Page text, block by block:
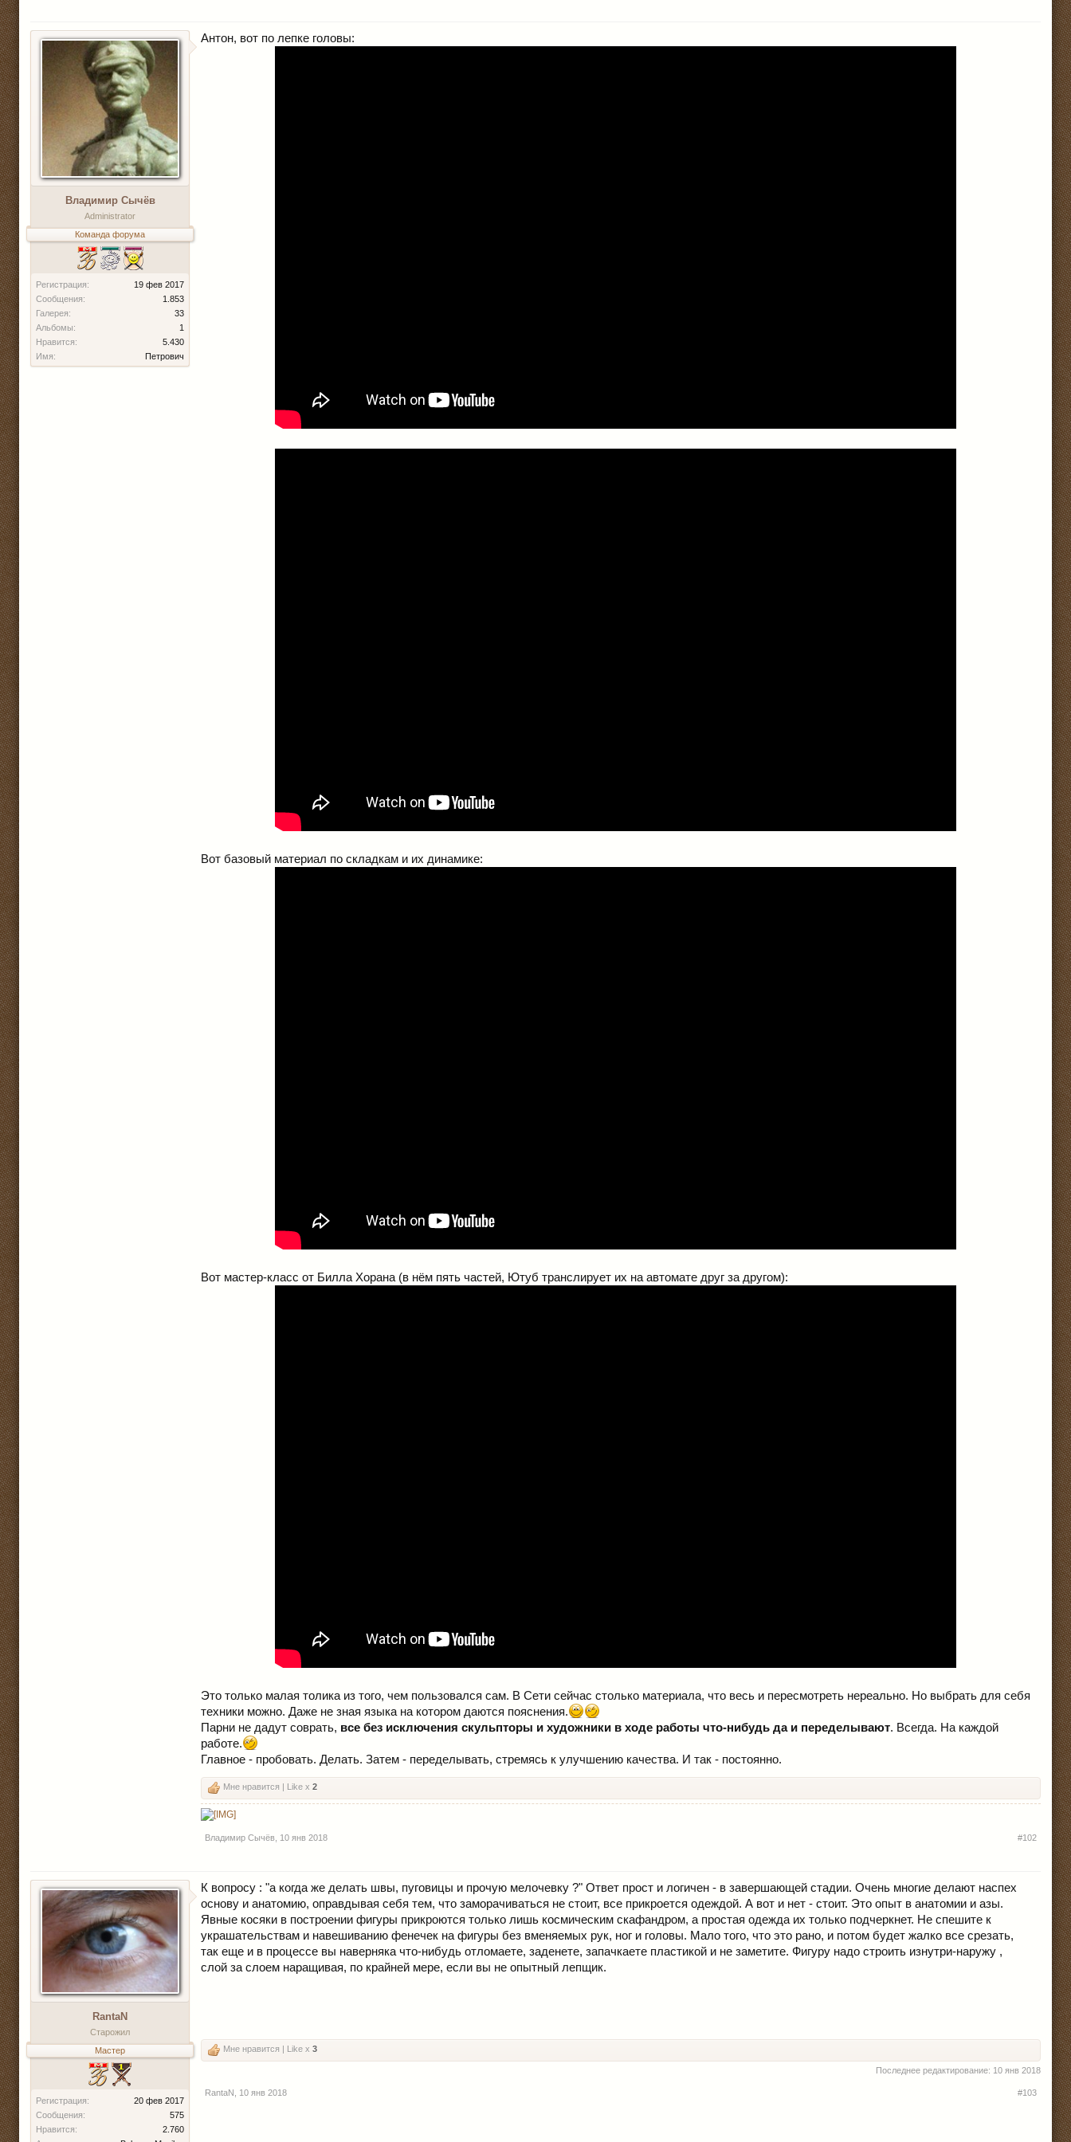
Владимир Сычёв
Administrator
Команда форума
Регистрация:
19 фев 2017
Сообщения:
1.853
Галерея:
33
Альбомы:
1
Нравится:
5.430
Имя:
Петрович
Антон, вот по лепке головы:
Вот базовый материал по складкам и их динамике:
Вот мастер-класс от Билла Хорана (в нём пять частей, Ютуб транслирует их на автомате друг за другом):
Это только малая толика из того, чем пользовался сам. В Сети сейчас столько материала, что весь и пересмотреть нереально. Но выбрать для себя
техники можно. Даже не зная языка на котором даются пояснения.
Парни не дадут соврать, все без исключения скульпторы и художники в ходе работы что-нибудь да и переделывают. Всегда. На каждой
работе.
Главное - пробовать. Делать. Затем - переделывать, стремясь к улучшению качества. И так - постоянно.
Мне нравится | Like x 2
Владимир Сычёв 10 янв 2018 #102
RantaN
Старожил
Мастер
Регистрация:
20 фев 2017
Сообщения:
575
Нравится:
2.760
К вопросу : "а когда же делать швы, пуговицы и прочую мелочевку ?" Ответ прост и логичен - в завершающей стадии. Очень многие делают наспех
основу и анатомию, оправдывая себя тем, что заморачиваться не стоит, все прикроется одеждой. А вот и нет - стоит. Это опыт в анатомии и азы.
Явные косяки в построении фигуры прикроются только лишь космическим скафандром, а простая одежда их только подчеркнет. Не спешите к
украшательствам и навешиванию фенечек на фигуры без вменяемых рук, ног и головы. Мало того, что это рано, и потом будет жалко все срезать,
так еще и в процессе вы наверняка что-нибудь отломаете, заденете, запачкаете пластикой и не заметите. Фигуру надо строить изнутри-наружу ,
слой за слоем наращивая, по крайней мере, если вы не опытный лепщик.
Мне нравится | Like x 3
Последнее редактирование: 10 янв 2018
RantaN 10 янв 2018 #103